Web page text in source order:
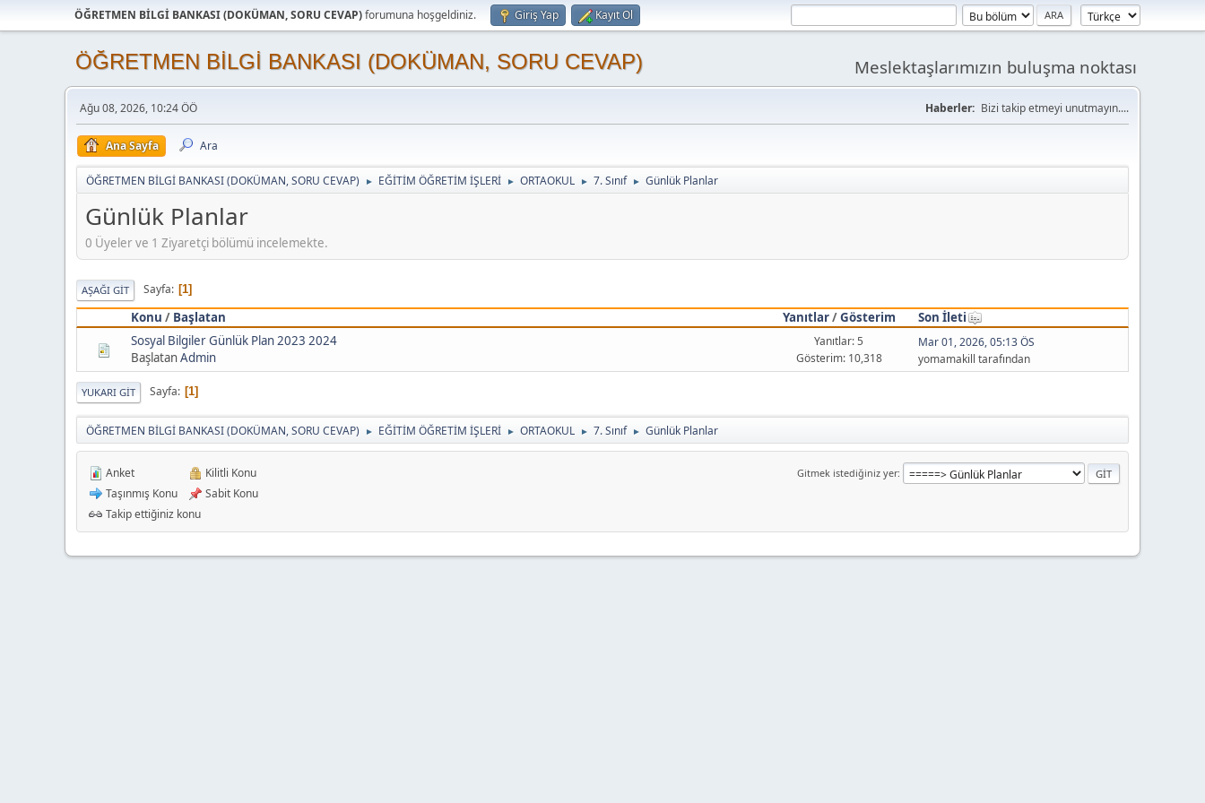
ÖĞRETMEN BİLGİ BANKASI (DOKÜMAN, SORU CEVAP)forumuna hoşgeldiniz. Giriş Yap Kayıt Ol
ÖĞRETMEN BİLGİ BANKASI (DOKÜMAN, SORU CEVAP) Meslektaşlarımızın buluşma noktası
Ağu 08, 2026, 10:24 ÖÖ Haberler: Bizi takip etmeyi unutmayın....
Ana Sayfa Ara
ÖĞRETMEN BİLGİ BANKASI (DOKÜMAN, SORU CEVAP) ► EĞİTİM ÖĞRETİM İŞLERİ ► ORTAOKUL ► 7. Sınıf ► Günlük Planlar
Günlük Planlar
0 Üyeler ve 1 Ziyaretçi bölümü incelemekte.
AŞAĞI GIT Sayfa 1
Konu / Başlatan Yanıtlar/Gösterim
Son İleti
Sosyal Bilgiler Günlük Plan 2023 2024
BaşlatanAdmin
Yanıtlar: 5
Gösterim: 10,318
Mar 01, 2026, 05:13 ÖS
yomamakill tarafından
YUKARI GIT Sayfa 1
ÖĞRETMEN BİLGİ BANKASI (DOKÜMAN, SORU CEVAP) ► EĞİTİM ÖĞRETİM İŞLERİ ► ORTAOKUL ► 7. Sınıf ► Günlük Planlar
Gitmek istediğiniz yer
Anket
Taşınmış Konu
Kilitli Konu
Sabit Konu
Takip ettiğiniz konu